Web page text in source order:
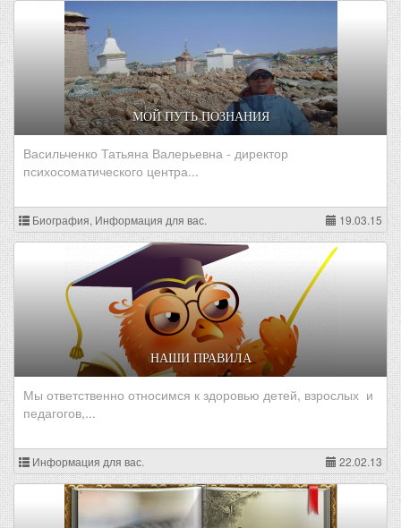
МОЙ ПУТЬ ПОЗНАНИЯ
Васильченко Татьяна Валерьевна - директор
психосоматического центра...
Биография, Информация для вас. 19.03.15
НАШИ ПРАВИЛА
Мы ответственно относимся к здоровью детей, взрослых и
педагогов,...
Информация для вас. 22.02.13